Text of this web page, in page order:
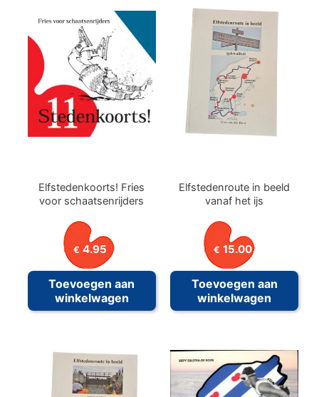
Elfstedenkoorts! Fries
voor schaatsenrijders
€ 4.95
Toevoegen aan
winkelwagen
Elfstedenroute in beeld
vanaf het ijs
€ 15.00
Toevoegen aan
winkelwagen